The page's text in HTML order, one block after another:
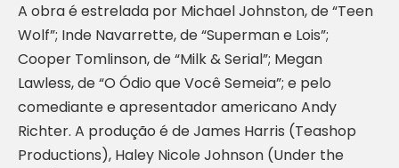
A obra é estrelada por Michael Johnston, de “Teen
Wolf”; Inde Navarrette, de “Superman e Lois”;
Cooper Tomlinson, de “Milk & Serial”; Megan
Lawless, de “O Ódio que Você Semeia”; e pelo
comediante e apresentador americano Andy
Richter. A produção é de James Harris (Teashop
Productions), Haley Nicole Johnson (Under the